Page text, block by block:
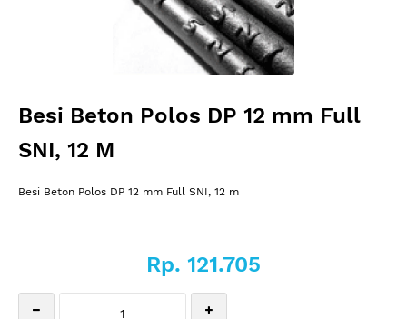
Besi Beton Polos DP 12 mm Full
SNI, 12 M
Besi Beton Polos DP 12 mm Full SNI, 12 m
Rp. 121.705